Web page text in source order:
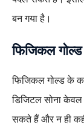
बन गया है।
फिजिकल गोल्ड
फिजिकल गोल्ड के
डिजिटल सोना केवल
सकते हैं और न ही